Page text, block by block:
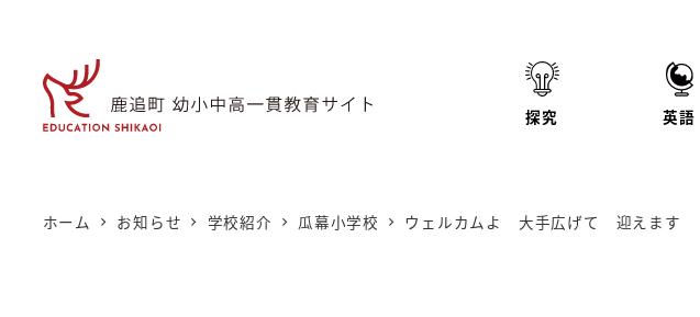
探究 英語
ホーム お知らせ 学校紹介 瓜幕小学校 ウェルカムよ 大手広げて 迎えます